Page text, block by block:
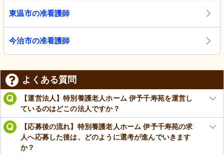
東温市の准看護師
今治市の准看護師
よくある質問
【運営法人】特別養護老人ホーム 伊予千寿苑を運営し
ているのはどこの法人ですか？
【応募後の流れ】特別養護老人ホーム 伊予千寿苑の求
人へ応募した後は、どのように選考が進んでいきます
か？